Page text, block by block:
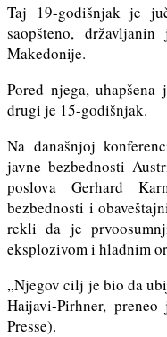
Taj 19-godišnjak je
saopšteno,
Makedonije.
Pored njega,
drugi je 15-godišnjak.
Na današnjoj
javne bezbednosti
poslova Gerhard
bezbednosti i
rekli da je
eksplozivom i hladnim
„Njegov cilj je bio da
Haijavi-Pirhner,
Presse).